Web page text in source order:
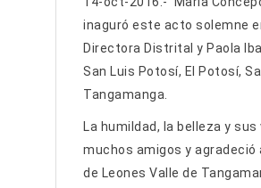
inaguró este acto solemne
Directora Distrital y Paola
San Luis Potosí, El Potosí,
Tangamanga.
La humildad, la belleza y
muchos amigos y
de Leones Valle de